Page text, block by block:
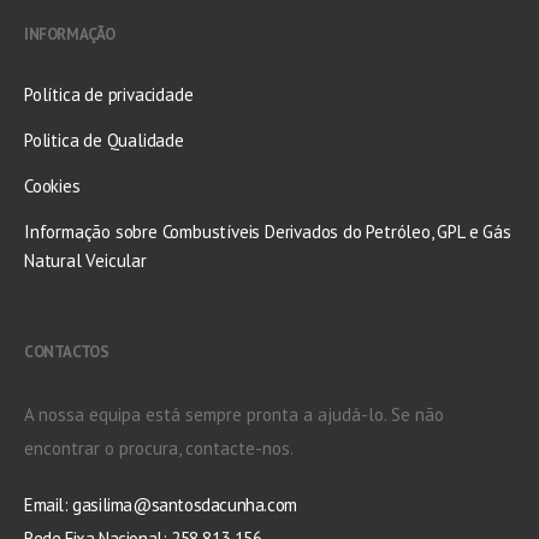
INFORMAÇÃO
Política de privacidade
Politica de Qualidade
Cookies
Informação sobre Combustíveis Derivados do Petróleo, GPL e Gás
Natural Veicular
CONTACTOS
A nossa equipa está sempre pronta a ajudá-lo. Se não
encontrar o procura, contacte-nos.
Email:gasilima@santosdacunha.com